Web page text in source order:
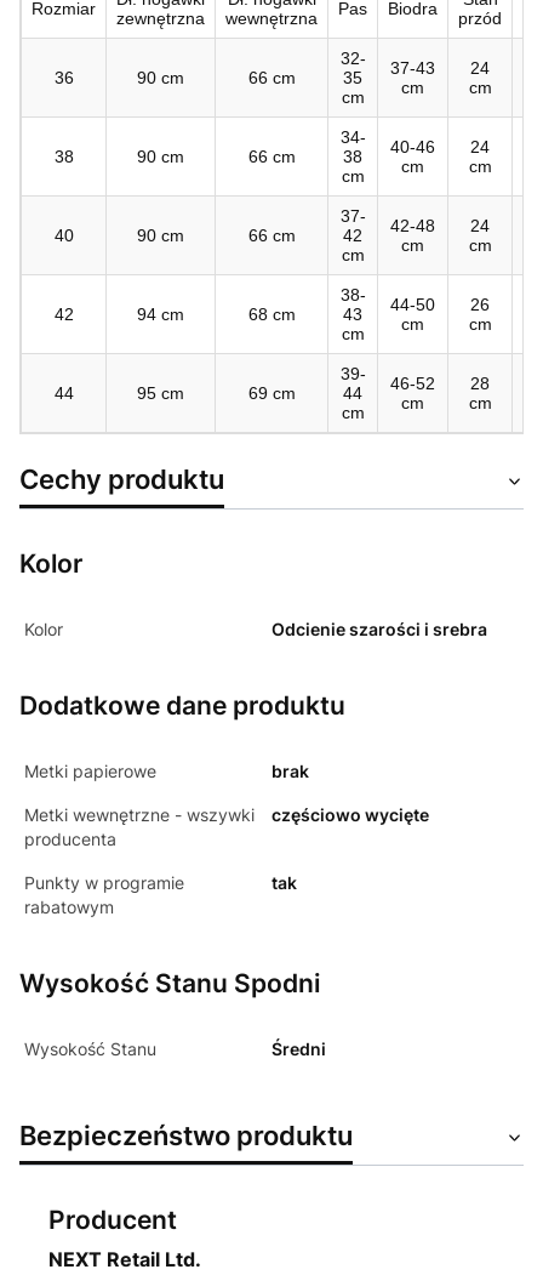
Rozmiar
zewnętrzna
wewnętrzna
Pas Biodra
przód
36 90 cm 66 cm
32-
35
cm
37-43
cm
24
cm
38 90 cm 66 cm
34-
38
cm
40-46
cm
24
cm
40 90 cm 66 cm
37-
42
cm
42-48
cm
24
cm
42 94 cm 68 cm
38-
43
cm
44-50
cm
26
cm
44 95 cm 69 cm
39-
44
cm
46-52
cm
28
cm
Cechy produktu
Kolor
Kolor Odcienie szarości i srebra
Dodatkowe dane produktu
Metki papierowe brak
Metki wewnętrzne - wszywki
producenta
częściowo wycięte
Punkty w programie
rabatowym
tak
Wysokość Stanu Spodni
Wysokość Stanu Średni
Bezpieczeństwo produktu
Producent
NEXT Retail Ltd.